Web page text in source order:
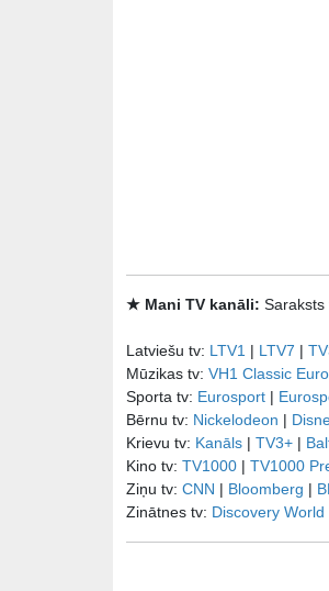
★ Mani TV kanāli:
Latviešu tv: LTV1 | LTV7 |
Mūzikas tv: VH1 Classic Euro
Sporta tv: Eurosport |
Bērnu tv: Nickelodeon |
Krievu tv: Kanāls | TV3+ |
Kino tv: TV1000 | TV1000
Ziņu tv: CNN | Bloomberg |
Zinātnes tv: Discovery World